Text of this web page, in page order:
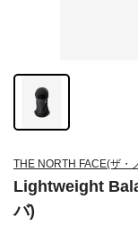
THE NORTH FACE(ザ・
Lightweight
バ)